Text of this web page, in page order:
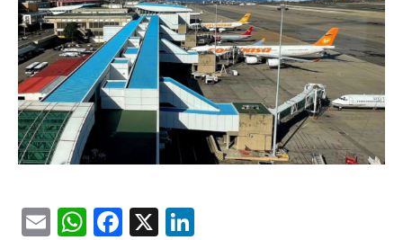
EmailWhatsApp
Facebook
X